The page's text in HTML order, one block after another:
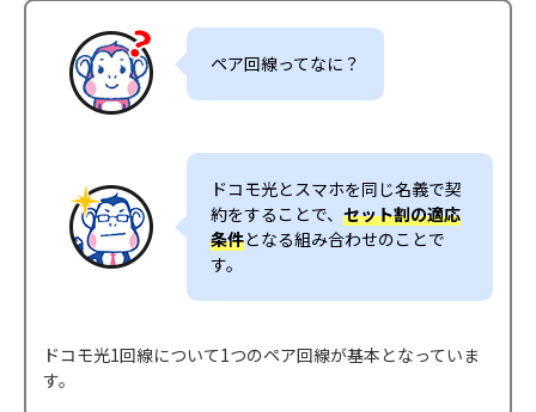
ペア回線ってなに？
ドコモ光とスマホを同じ名義で契
約をすることで、 セット割の適応
条件となる組み合わせのことで
す。
ドコモ光1回線について1つのペア回線が基本となっていま
す。